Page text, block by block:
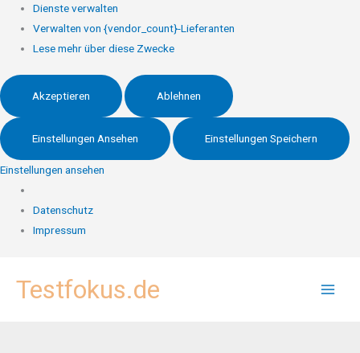
Dienste verwalten
Verwalten von {vendor_count}-Lieferanten
Lese mehr über diese Zwecke
Akzeptieren Ablehnen
Einstellungen Ansehen Einstellungen Speichern
Einstellungen ansehen
Datenschutz
Impressum
InhaltTestfokus.de